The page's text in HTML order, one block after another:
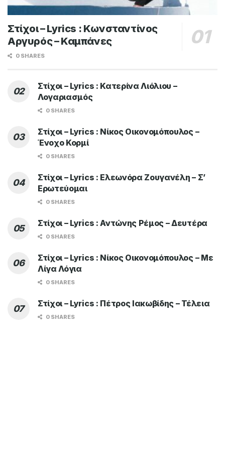
Στίχοι – Lyrics : Κωνσταντίνος
Αργυρός – Καμπάνες
0 SHARES
Στίχοι – Lyrics : Κατερίνα Λιόλιου –
Λογαριασμός
0 SHARES
Στίχοι – Lyrics : Νίκος Οικονομόπουλος –
Ένοχο Κορμί
0 SHARES
Στίχοι – Lyrics : Ελεωνόρα Ζουγανέλη – Σ’
Ερωτεύομαι
0 SHARES
Στίχοι – Lyrics : Αντώνης Ρέμος – Δευτέρα
0 SHARES
Στίχοι – Lyrics : Νίκος Οικονομόπουλος – Με
Λίγα Λόγια
0 SHARES
Στίχοι – Lyrics : Πέτρος Ιακωβίδης – Τέλεια
0 SHARES